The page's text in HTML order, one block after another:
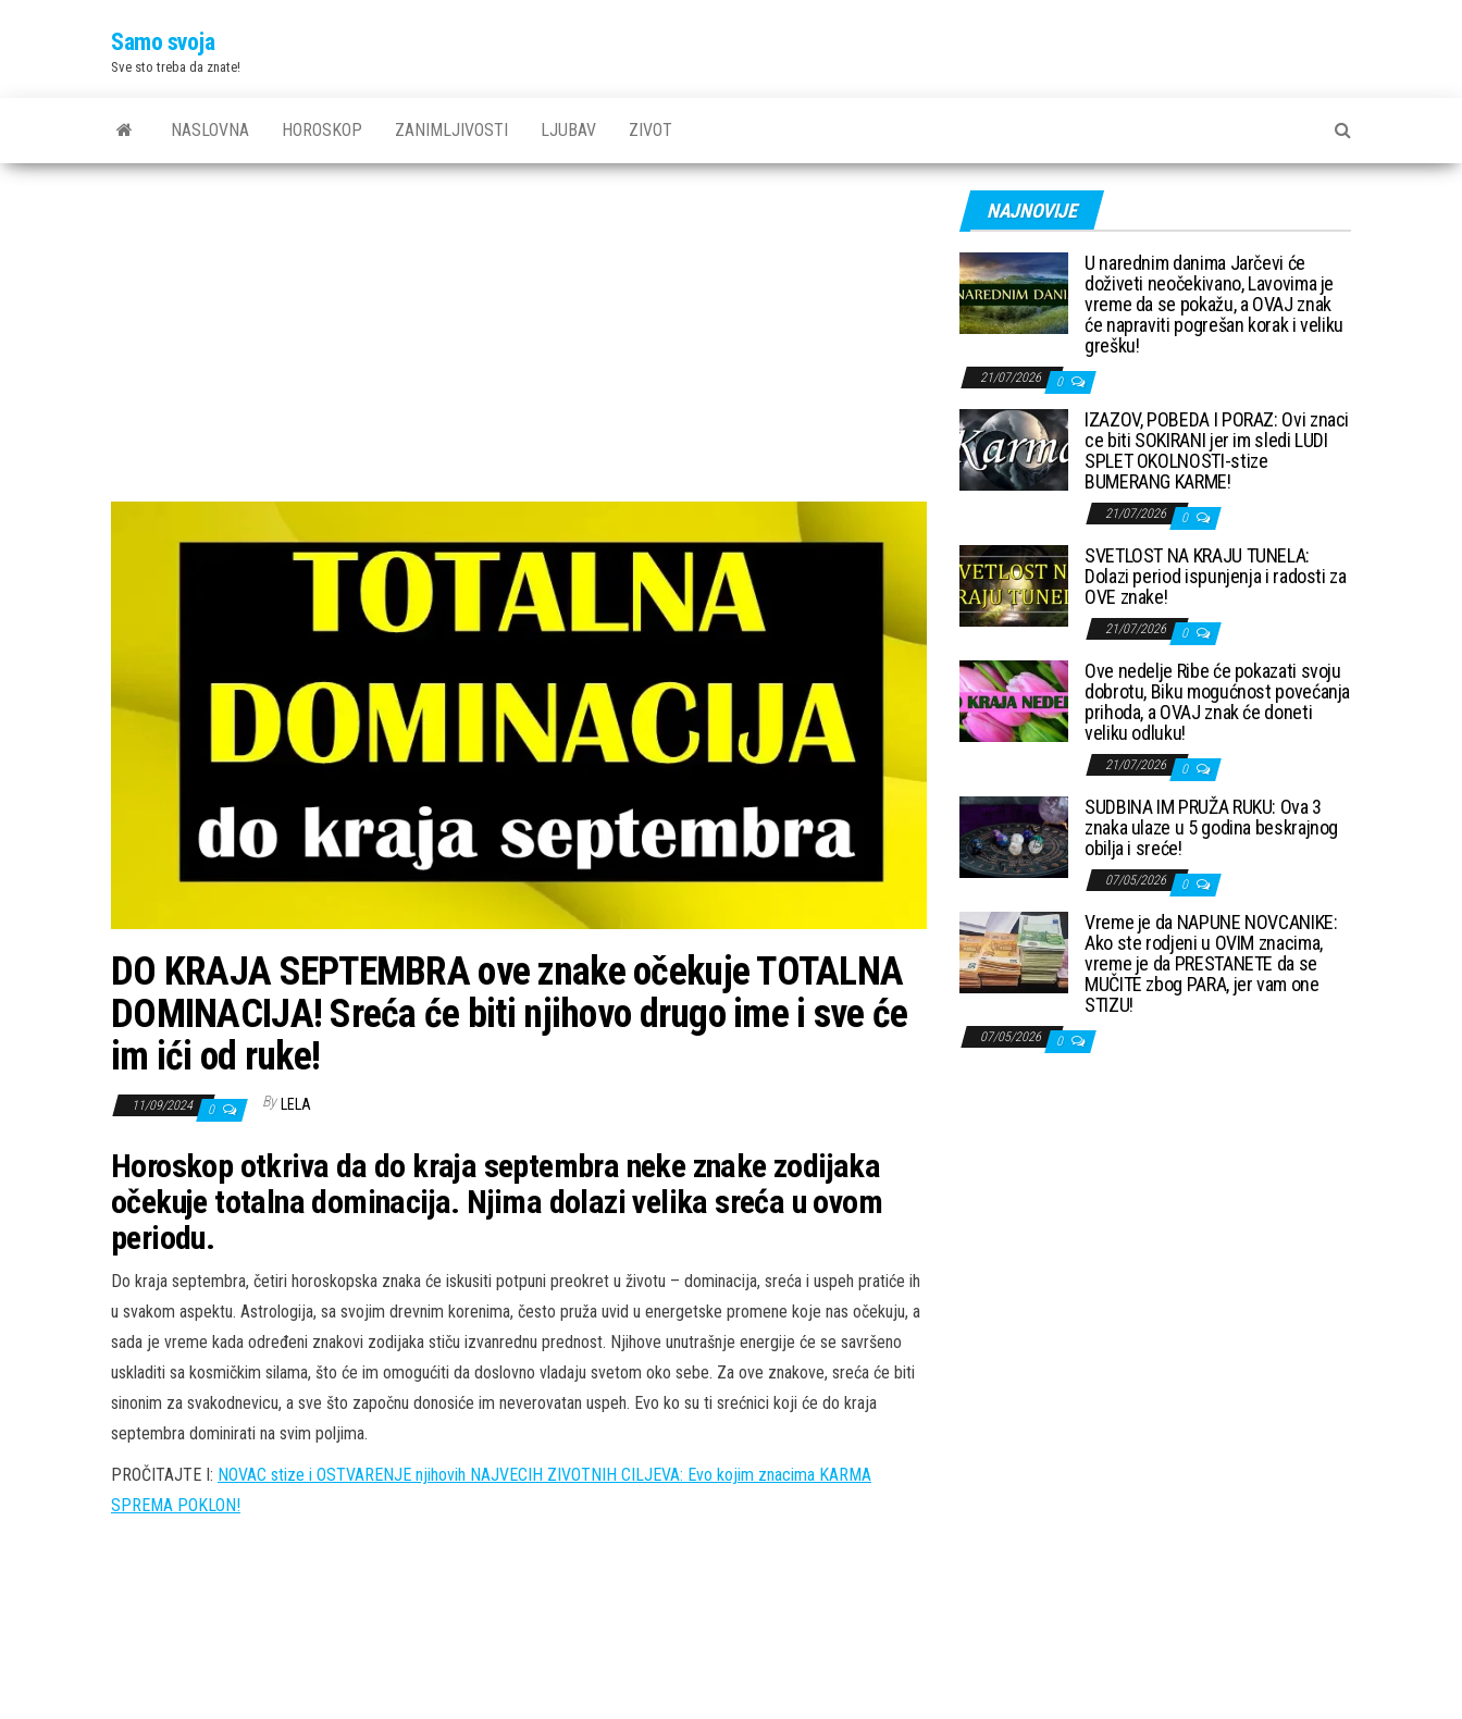
Samo svoja
Sve sto treba da znate!
NASLOVNA HOROSKOP ZANIMLJIVOSTI LJUBAV ZIVOT
DO KRAJA SEPTEMBRA ove znake očekuje TOTALNA
DOMINACIJA! Sreća će biti njihovo drugo ime i sve će
im ići od ruke!
11/09/2024 0 By LELA
Horoskop otkriva da do kraja septembra neke znake zodijaka
očekuje totalna dominacija. Njima dolazi velika sreća u ovom
periodu.
Do kraja septembra, četiri horoskopska znaka će iskusiti potpuni preokret u životu – dominacija, sreća i uspeh pratiće ih
u svakom aspektu. Astrologija, sa svojim drevnim korenima, često pruža uvid u energetske promene koje nas očekuju, a
sada je vreme kada određeni znakovi zodijaka stiču izvanrednu prednost. Njihove unutrašnje energije će se savršeno
uskladiti sa kosmičkim silama, što će im omogućiti da doslovno vladaju svetom oko sebe. Za ove znakove, sreća će biti
sinonim za svakodnevicu, a sve što započnu donosiće im neverovatan uspeh. Evo ko su ti srećnici koji će do kraja
septembra dominirati na svim poljima.
PROČITAJTE I: NOVAC stize i OSTVARENJE njihovih NAJVECIH ZIVOTNIH CILJEVA: Evo kojim znacima KARMA
SPREMA POKLON!
NAJNOVIJE
U narednim danima Jarčevi će
doživeti neočekivano, Lavovima je
vreme da se pokažu, a OVAJ znak
će napraviti pogrešan korak i veliku
grešku!
21/07/2026 0
IZAZOV, POBEDA I PORAZ: Ovi znaci
ce biti SOKIRANI jer im sledi LUDI
SPLET OKOLNOSTI-stize
BUMERANG KARME!
21/07/2026 0
SVETLOST NA KRAJU TUNELA:
Dolazi period ispunjenja i radosti za
OVE znake!
21/07/2026 0
Ove nedelje Ribe će pokazati svoju
dobrotu, Biku mogućnost povećanja
prihoda, a OVAJ znak će doneti
veliku odluku!
21/07/2026 0
SUDBINA IM PRUŽA RUKU: Ova 3
znaka ulaze u 5 godina beskrajnog
obilja i sreće!
07/05/2026 0
Vreme je da NAPUNE NOVCANIKE:
Ako ste rodjeni u OVIM znacima,
vreme je da PRESTANETE da se
MUČITE zbog PARA, jer vam one
STIZU!
07/05/2026 0